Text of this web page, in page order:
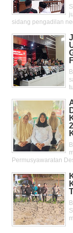
sidang pengadilan
Permusyawaratan